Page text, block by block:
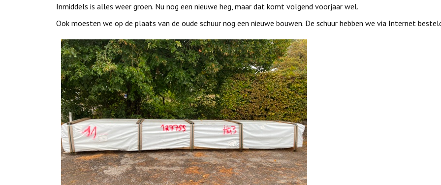
Inmiddels is alles weer groen. Nu nog een nieuwe heg, maar dat komt volgend voorjaar wel.
Ook moesten we op de plaats van de oude schuur nog een nieuwe bouwen. De schuur hebben we via Internet